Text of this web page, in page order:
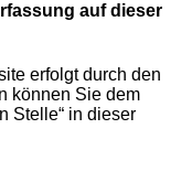
auf dieser
erfolgt durch den
können Sie dem
Stelle“ in dieser